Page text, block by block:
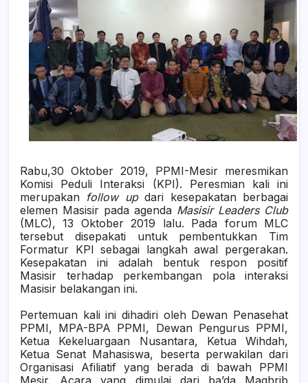
Rabu,30 Oktober 2019, PPMI-Mesir meresmikan
Komisi Peduli Interaksi (KPI). Peresmian kali ini
merupakan follow updari kesepakatan berbagai
elemen Masisir pada agenda Masisir Leaders Club
(MLC), 13 Oktober 2019 lalu. Pada forum MLC
tersebut disepakati untuk pembentukkan Tim
Formatur KPI sebagai langkah awal pergerakan.
Kesepakatan ini adalah bentuk respon positif
Masisir terhadap perkembangan pola interaksi
Masisir belakangan ini.
Pertemuan kali ini dihadiri oleh Dewan Penasehat
PPMI, MPA-BPA PPMI, Dewan Pengurus PPMI,
Ketua Kekeluargaan Nusantara, Ketua Wihdah,
Ketua Senat Mahasiswa, beserta perwakilan dari
Organisasi Afiliatif yang berada di bawah PPMI